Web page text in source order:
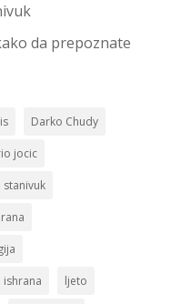
da prepoznate
Darko Chudy
jocic
ishrana ljeto